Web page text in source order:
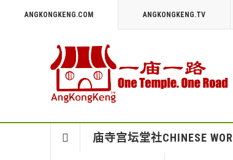
ANGKONGKENG.COM ANGKONGKENG.TV
庙寺宫坛堂社CHINESE